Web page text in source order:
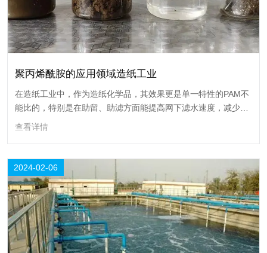
在造纸工业中，作为造纸化学品，其效果更是单一特性的PAM不能比的，
特别是在助留、助滤方面能提高网下滤水速度，减少纤维填料流失。对成
纸张平滑度、强度及有促进和补偿作用。
查看详情
聚丙烯酰胺的应用领域造纸工业
在造纸工业中，作为造纸化学品，其效果更是单一特性的PAM不
能比的，特别是在助留、助滤方面能提高网下滤水速度，减少纤
维填料流失。对成纸张平滑度、强度及有促进和补偿作用。
查看详情
2024-02-06